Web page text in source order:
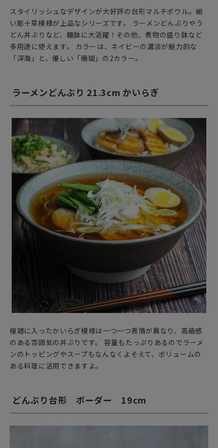
スタイリッシュなデザインが大好評の台形マルチボウル。細
い彫十草模様が上品なシリーズです。 ラーメンどんぶりやう
どん丼ぶりなど、麺鉢に大活躍！その他、煮物の盛り鉢など
多用途に使えます。 カラーは、ネイビーの濃淡が魅力的な
「深海」と、優しい「珊瑚」の2カラー。
ラーメンどんぶり 21.3cm かいらぎ
複雑に入ったかいらぎ模様は一つ一つ表情が異なり、高級感
のある雰囲気の丼ぶりです。 容量もたっぷりあるのでラーメ
ンのトッピングやスープもなんなくよそえて、ボリュームの
ある料理に活用できますよ。
どんぶり台形 ボーダー 19cm